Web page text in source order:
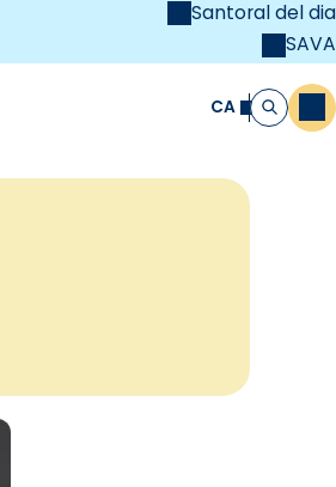
Santoral del dia
SAVA
CA Cerca